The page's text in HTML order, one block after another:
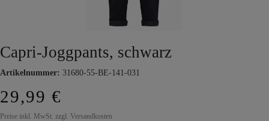
Capri-Joggpants, schwarz
Artikelnummer: 31680-55-BE-141-031
29,99 €
Preise inkl. MwSt. zzgl. Versandkosten